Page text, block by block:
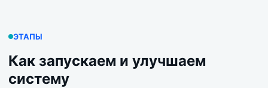
ЭТАПЫ
Как запускаем и улучшаем
систему